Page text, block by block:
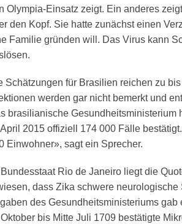
Olympia-Einsatz zeigt. Ein anderes
den Kopf. Sie hatte zunächst einen
Familie gründen will. Das Virus kann
Schätzungen für Brasilien reichen zu
werden gar nicht bemerkt und
brasilianische Gesundheitsministerium
2015 offiziell 174 000 Fälle
Einwohner», sagt ein Sprecher.
Bundesstaat Rio de Janeiro liegt die
dass Zika schwere
des Gesundheitsministeriums
bis Mitte Juli 1709 bestätigte